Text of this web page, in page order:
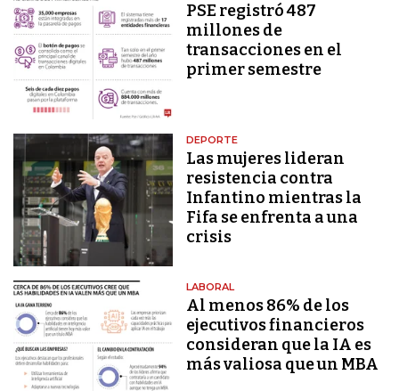
PSE registró 487
millones de
transacciones en el
primer semestre
DEPORTE
Las mujeres lideran
resistencia contra
Infantino mientras la
Fifa se enfrenta a una
crisis
LABORAL
Al menos 86% de los
ejecutivos financieros
consideran que la IA es
más valiosa que un MBA